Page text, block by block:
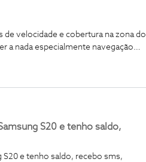
de velocidade e cobertura na zona do
a nada especialmente navegação
sites. ( avisos da cloudflare) . O Ip
S20 e tenho saldo,
S20 e tenho saldo, recebo sms,